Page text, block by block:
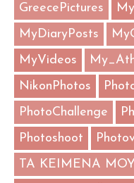
GreecePictures
MyDiaryPosts
MyVideos
NikonPhotos
PhotoChallenge
Photoshoot
TA KEIMENA MOY